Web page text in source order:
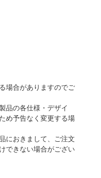
場合がありますのでご
品の各仕様・デザイ
め予告なく変更する場
におきまして、ご注文
できない場合がござい